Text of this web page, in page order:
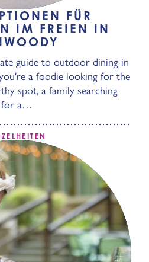
FÜR
IM FREIEN IN
guide to outdoor dining in
a foodie looking for the
spot, a family searching
for a…